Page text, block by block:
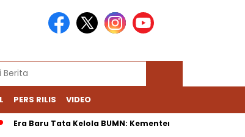
PERS RILIS VIDEO
Baru Tata Kelola BUMN: Kementerian Fokus Regulasi,